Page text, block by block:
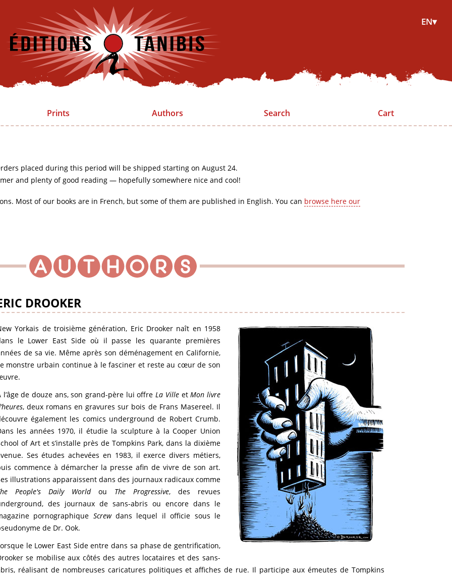
EN▾
Prints Authors Search Cart
placed during this period will be shipped starting on August 24.
and plenty of good reading — hopefully somewhere nice and cool!
Most of our books are in French, but some of them are published in English. You can browse here our
DROOKER
Yorkais de troisième génération, Eric Drooker naît en 1958
le Lower East Side où il passe les quarante premières
de sa vie. Même après son déménagement en Californie,
monstre urbain continue à le fasciner et reste au cœur de son
l’âge de douze ans, son grand-père lui offreLa VilleetMon livre
, deux romans en gravures sur bois de Frans Masereel. Il
également les comics underground de Robert Crumb.
les années 1970, il étudie la sculpture à la Cooper Union
of Art et s’installe près de Tompkins Park, dans la dixième
Ses études achevées en 1983, il exerce divers métiers,
commence à démarcher la presse afin de vivre de son art.
illustrations apparaissent dans des journaux radicaux comme
People's Daily Worldou The Progressive, des revues
des journaux de sans-abris ou encore dans le
pornographique Screwdans lequel il officie sous le
de Dr. Ook.
le Lower East Side entre dans sa phase de gentrification,
se mobilise aux côtés des autres locataires et des sans-
réalisant de nombreuses caricatures politiques et affiches de rue. Il participe aux émeutes de Tompkins